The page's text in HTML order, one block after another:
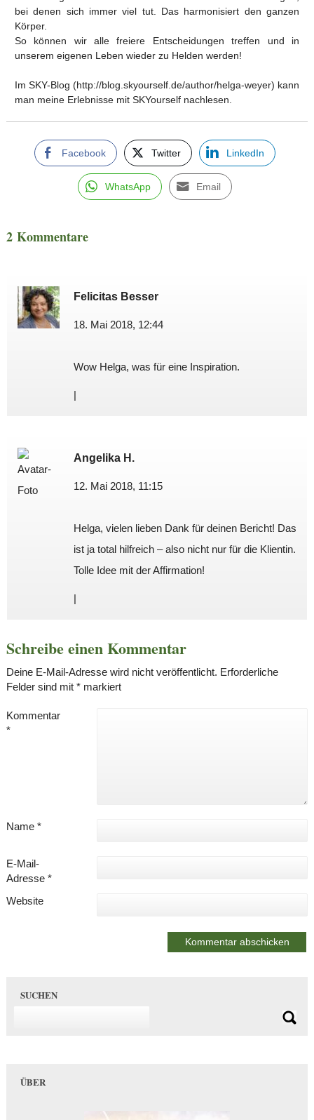
bei denen sich immer viel tut. Das harmonisiert den ganzen
Körper.
So können wir alle freiere Entscheidungen treffen und in
unserem eigenen Leben wieder zu Helden werden!
Im SKY-Blog (http://blog.skyourself.de/author/helga-weyer) kann
man meine Erlebnisse mit SKYourself nachlesen.
Facebook Twitter LinkedIn
WhatsApp Email
2 Kommentare
Felicitas Besser
18. Mai 2018, 12:44
Wow Helga, was für eine Inspiration.
|
Angelika H.
12. Mai 2018, 11:15
Helga, vielen lieben Dank für deinen Bericht! Das
ist ja total hilfreich – also nicht nur für die Klientin.
Tolle Idee mit der Affirmation!
|
Schreibe einen Kommentar
Deine E-Mail-Adresse wird nicht veröffentlicht. Erforderliche
Felder sind mit *markiert
Kommentar
*
Name *
E-Mail-
Adresse *
Website
SUCHEN
ÜBER